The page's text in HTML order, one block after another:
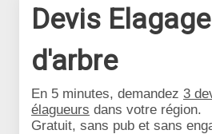
Devis
d'arbre
En 5 minutes, demandez 3
élagueurs dans votre région.
Gratuit, sans pub et sans